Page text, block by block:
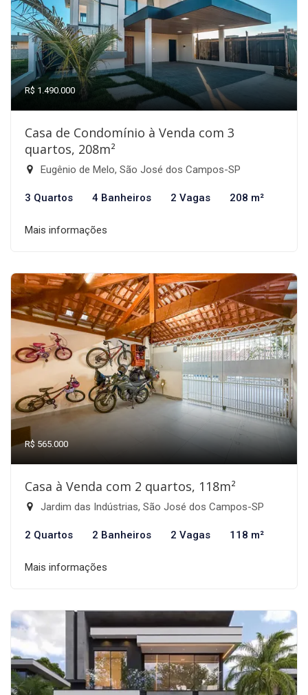
R$ 1.490.000
Casa de Condomínio à Venda com 3
quartos, 208m²
Eugênio de Melo, São José dos Campos-SP
3 Quartos 4 Banheiros 2 Vagas 208 m²
Mais informações
R$ 565.000
Casa à Venda com 2 quartos, 118m²
Jardim das Indústrias, São José dos Campos-SP
2 Quartos 2 Banheiros 2 Vagas 118 m²
Mais informações